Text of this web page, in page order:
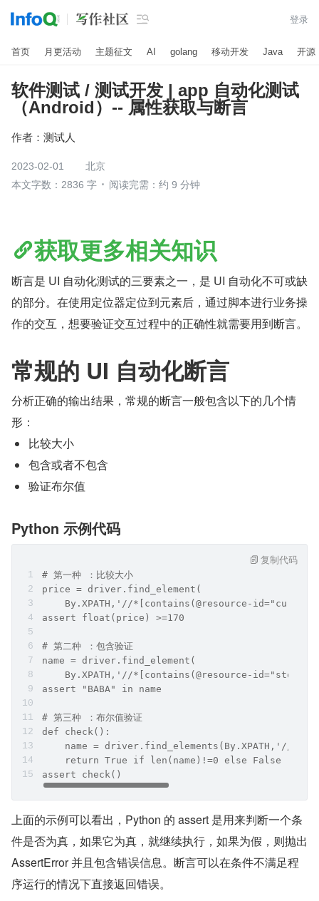
 登录
首页 月更活动 主题征文 AI golang 移动开发 Java 开源
软件测试 / 测试开发 | app 自动化测试
（Android）-- 属性获取与断言
作者： 测试人
2023-02-01
北京
本文字数：2836 字
阅读完需：约 9 分钟
获取更多相关知识
断言是 UI 自动化测试的三要素之一，是 UI 自动化不可或缺
的部分。在使用定位器定位到元素后，通过脚本进行业务操
作的交互，想要验证交互过程中的正确性就需要用到断言。
常规的 UI 自动化断言
分析正确的输出结果，常规的断言一般包含以下的几个情
形：
比较大小
包含或者不包含
验证布尔值
Python 示例代码
# 第一种 ：比较大小
price = driver.find_element(
By.XPATH,'//*[contains(@resource-
assert float(price) >=170
# 第二种 ：包含验证
name = driver.find_element(
By.XPATH,'//*[contains(@resource-
assert "BABA" in name
# 第三种 ：布尔值验证
def check():
name = driver.find_elements(By.XPATH,'//
    return True if len(name)!=0 else False
assert check()
复制代码
上面的示例可以看出，Python 的 assert 是用来判断一个条
件是否为真，如果它为真，就继续执行，如果为假，则抛出
AssertError 并且包含错误信息。断言可以在条件不满足程
序运行的情况下直接返回错误。